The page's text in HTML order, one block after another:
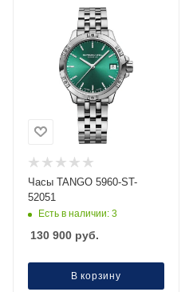
Часы TANGO 5960-ST-
52051
Есть в наличии: 3
130 900 руб.
В корзину